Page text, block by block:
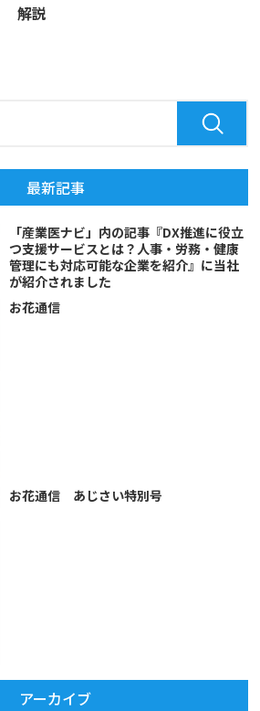
解説
最新記事
「産業医ナビ」内の記事『DX推進に役立
つ支援サービスとは？人事・労務・健康
管理にも対応可能な企業を紹介』に当社
が紹介されました
お花通信
お花通信 あじさい特別号
アーカイブ